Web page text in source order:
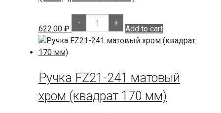
(к-
Вертушок
FZ21-
177
black
622.00 ₽
-
Ручка
FZ21-
241
black
quantity
+
Add to cart
Ручка FZ21-241 матовый
хром (квадрат 170 мм)